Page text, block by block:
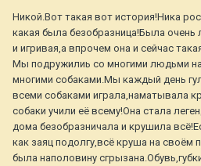
Никой.Вот такая вот история!Ника
какая была безобразница!Была очень
и игривая,а впрочем она и сейчас
Мы подружилиь со многими людьми на
многими собаками.Мы каждый день
всеми собаками играла,наматывала
собаки учили её всему!Она стала
дома безобразничала и крушила
как заяц подолгу,всё круша на своём
была наполовину